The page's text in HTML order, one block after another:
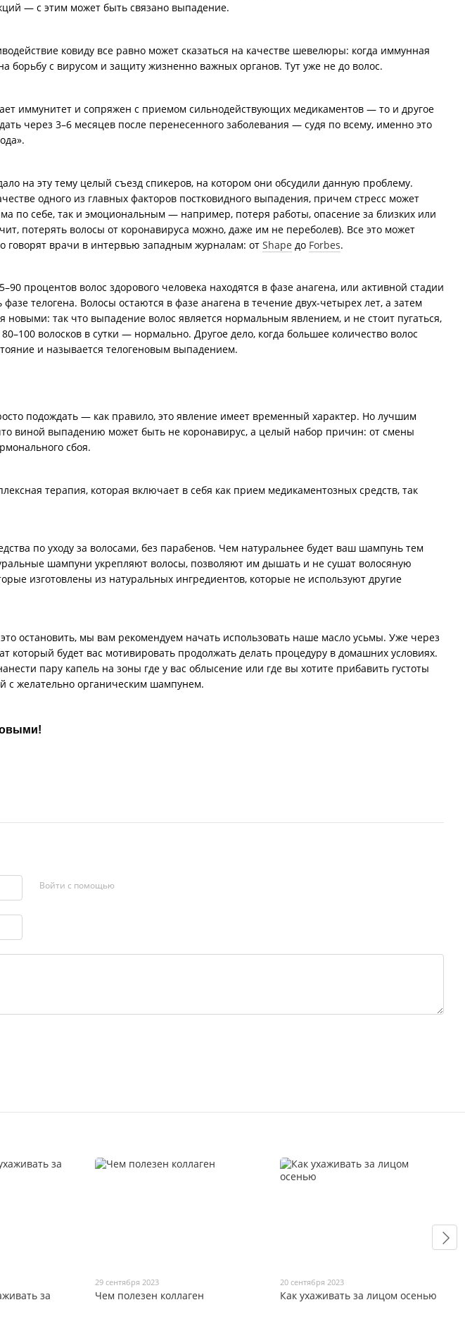
— с этим может быть связано выпадение.
ковиду все равно может сказаться на качестве шевелюры: когда иммунная
борьбу с вирусом и защиту жизненно важных органов. Тут уже не до волос.
иммунитет и сопряжен с приемом сильнодействующих медикаментов — то и другое
через 3–6 месяцев после перенесенного заболевания — судя по всему, именно это
на эту тему целый съезд спикеров, на котором они обсудили данную проблему.
одного из главных факторов постковидного выпадения, причем стресс может
по себе, так и эмоциональным — например, потеря работы, опасение за близких или
потерять волосы от коронавируса можно, даже им не переболев). Все это может
говорят врачи в интервью западным журналам: от Shape до Forbes.
процентов волос здорового человека находятся в фазе анагена, или активной стадии
телогена. Волосы остаются в фазе анагена в течение двух-четырех лет, а затем
новыми: так что выпадение волос является нормальным явлением, и не стоит пугаться,
волосков в сутки — нормально. Другое дело, когда большее количество волос
и называется телогеновым выпадением.
подождать — как правило, это явление имеет временный характер. Но лучшим
виной выпадению может быть не коронавирус, а целый набор причин: от смены
сбоя.
терапия, которая включает в себя как прием медикаментозных средств, так
по уходу за волосами, без парабенов. Чем натуральнее будет ваш шампунь тем
шампуни укрепляют волосы, позволяют им дышать и не сушат волосяную
изготовлены из натуральных ингредиентов, которые не используют другие
остановить, мы вам рекомендуем начать использовать наше масло усьмы. Уже через
который будет вас мотивировать продолжать делать процедуру в домашних условиях.
пару капель на зоны где у вас облысение или где вы хотите прибавить густоты
с желательно органическим шампунем.
Войти с помощью
за
29 сентября 2023
Чем полезен коллаген
20 сентября 2023
Как ухаживать за лицом осенью